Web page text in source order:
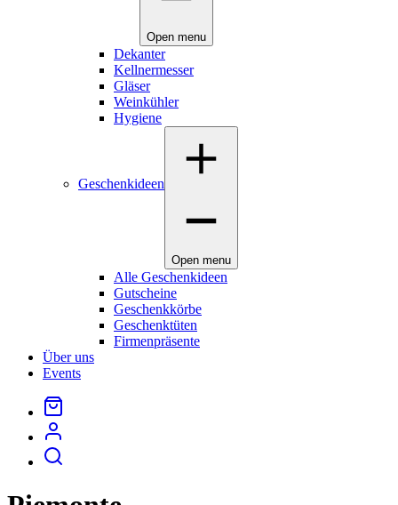
Open menu
Dekanter
Kellnermesser
Gläser
Weinkühler
Hygiene
Geschenkideen
Open menu
Alle Geschenkideen
Gutscheine
Geschenkkörbe
Geschenktüten
Firmenpräsente
Über uns
Events